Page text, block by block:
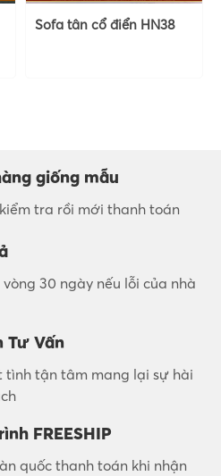
Sofa tân cổ điển HN38
giống mẫu
tra rồi mới thanh toán
vòng 30 ngày nếu lỗi của nhà
Tư Vấn
tình tận tâm mang lại sự hài
FREESHIP
quốc thanh toán khi nhận